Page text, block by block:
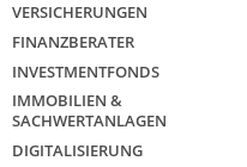
VERSICHERUNGEN
FINANZBERATER
INVESTMENTFONDS
IMMOBILIEN &
SACHWERTANLAGEN
DIGITALISIERUNG